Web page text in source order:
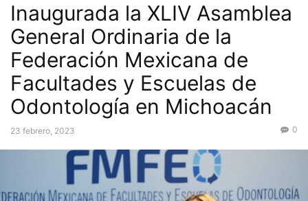
Inaugurada la XLIV Asamblea
General Ordinaria de la
Federación Mexicana de
Facultades y Escuelas de
Odontología en Michoacán
23 febrero, 2023 0